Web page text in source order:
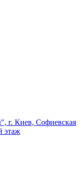
г. Киев, Софиевская
этаж